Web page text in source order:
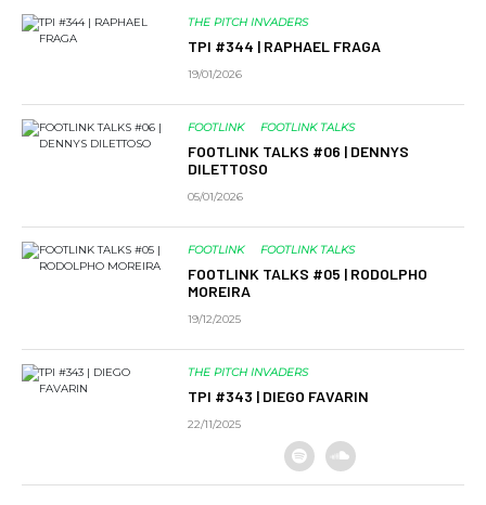
THE PITCH INVADERS
TPI #344 | RAPHAEL FRAGA
19/01/2026
FOOTLINK FOOTLINK TALKS
FOOTLINK TALKS #06 | DENNYS
DILETTOSO
05/01/2026
FOOTLINK FOOTLINK TALKS
FOOTLINK TALKS #05 | RODOLPHO
MOREIRA
19/12/2025
THE PITCH INVADERS
TPI #343 | DIEGO FAVARIN
22/11/2025